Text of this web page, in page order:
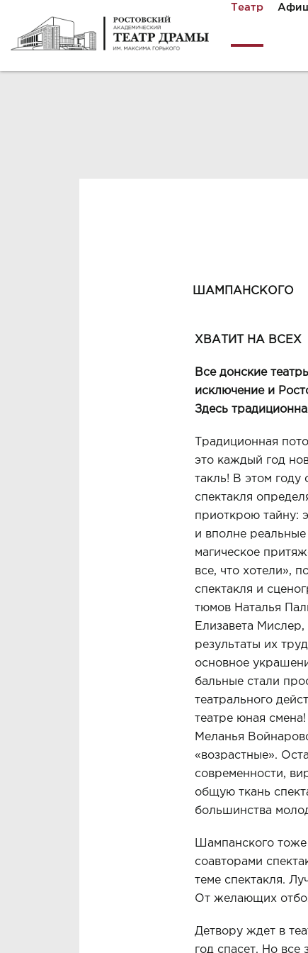
Театр
ШАМПАНСКОГО
ХВАТИТ НА ВСЕХ
Все донские
исключение и
Здесь
Традиционная
это каждый год
такль! В этом
спектакля
приот­крою тайну:
и вполне
магическое
все, что хотели»,
спектакля и
тюмов Наталья
Елизавета
резуль­таты их
основное
бальные стали
театрального
театре юная
Меланья
«возрастные».
современнос­ти,
общую ткань
большинства
Шампанского тоже
соавторами
теме спектакля.
От желающих
Детвору ждет в
год спасет. Но все